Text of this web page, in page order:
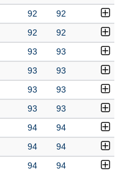
92 92
92 92
93 93
93 93
93 93
93 93
94 94
94 94
94 94